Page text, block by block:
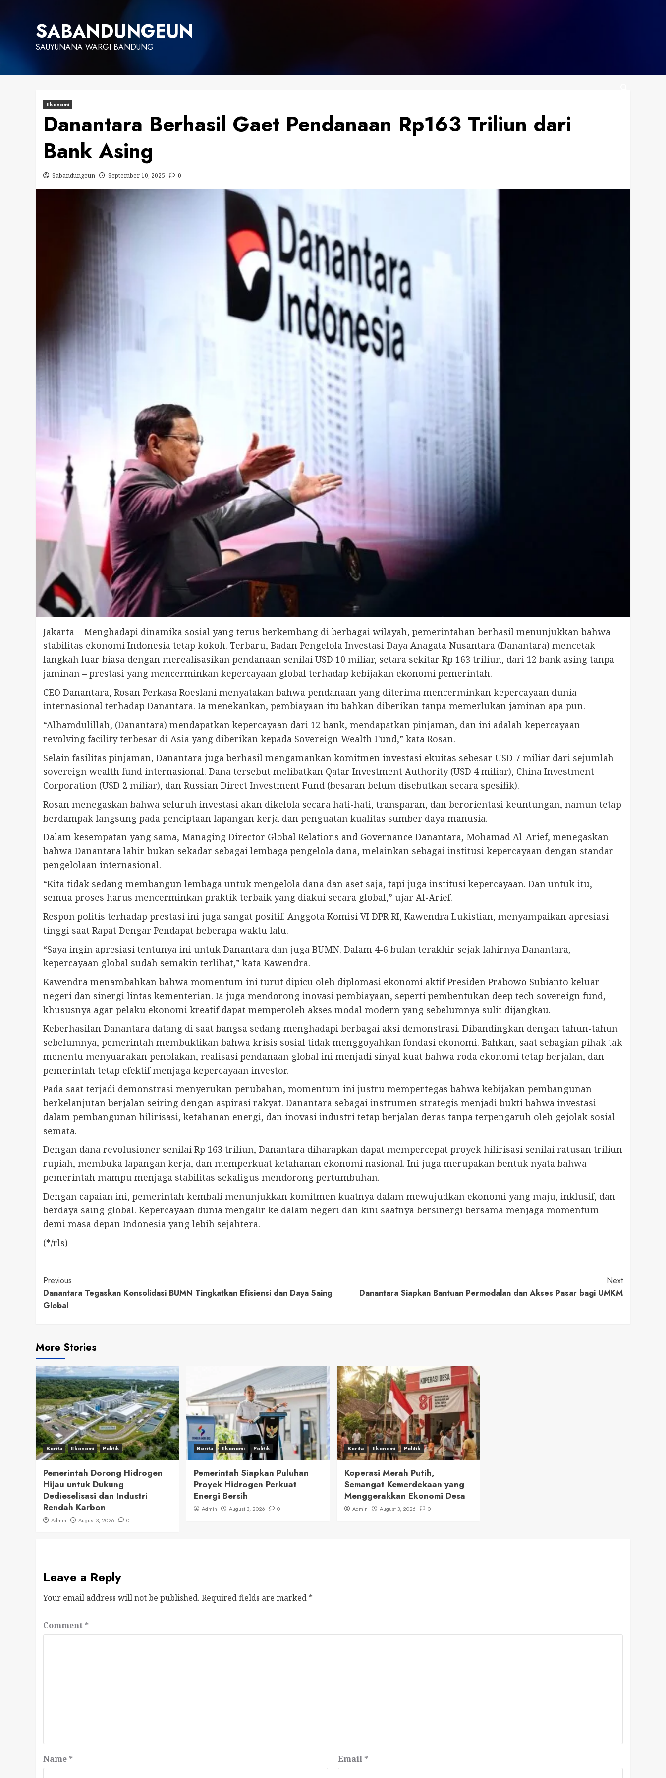
SABANDUNGEUN
SAUYUNANA WARGI BANDUNG
Ekonomi
Danantara Berhasil Gaet Pendanaan Rp163 Triliun dari
Bank Asing
Sabandungeun September 10, 2025 0
Jakarta – Menghadapi dinamika sosial yang terus berkembang di berbagai wilayah, pemerintahan berhasil menunjukkan bahwa
stabilitas ekonomi Indonesia tetap kokoh. Terbaru, Badan Pengelola Investasi Daya Anagata Nusantara (Danantara) mencetak
langkah luar biasa dengan merealisasikan pendanaan senilai USD 10 miliar, setara sekitar Rp 163 triliun, dari 12 bank asing tanpa
jaminan – prestasi yang mencerminkan kepercayaan global terhadap kebijakan ekonomi pemerintah.
CEO Danantara, Rosan Perkasa Roeslani menyatakan bahwa pendanaan yang diterima mencerminkan kepercayaan dunia
internasional terhadap Danantara. Ia menekankan, pembiayaan itu bahkan diberikan tanpa memerlukan jaminan apa pun.
“Alhamdulillah, (Danantara) mendapatkan kepercayaan dari 12 bank, mendapatkan pinjaman, dan ini adalah kepercayaan
revolving facility terbesar di Asia yang diberikan kepada Sovereign Wealth Fund,” kata Rosan.
Selain fasilitas pinjaman, Danantara juga berhasil mengamankan komitmen investasi ekuitas sebesar USD 7 miliar dari sejumlah
sovereign wealth fund internasional. Dana tersebut melibatkan Qatar Investment Authority (USD 4 miliar), China Investment
Corporation (USD 2 miliar), dan Russian Direct Investment Fund (besaran belum disebutkan secara spesifik).
Rosan menegaskan bahwa seluruh investasi akan dikelola secara hati-hati, transparan, dan berorientasi keuntungan, namun tetap
berdampak langsung pada penciptaan lapangan kerja dan penguatan kualitas sumber daya manusia.
Dalam kesempatan yang sama, Managing Director Global Relations and Governance Danantara, Mohamad Al-Arief, menegaskan
bahwa Danantara lahir bukan sekadar sebagai lembaga pengelola dana, melainkan sebagai institusi kepercayaan dengan standar
pengelolaan internasional.
“Kita tidak sedang membangun lembaga untuk mengelola dana dan aset saja, tapi juga institusi kepercayaan. Dan untuk itu,
semua proses harus mencerminkan praktik terbaik yang diakui secara global,” ujar Al-Arief.
Respon politis terhadap prestasi ini juga sangat positif. Anggota Komisi VI DPR RI, Kawendra Lukistian, menyampaikan apresiasi
tinggi saat Rapat Dengar Pendapat beberapa waktu lalu.
“Saya ingin apresiasi tentunya ini untuk Danantara dan juga BUMN. Dalam 4-6 bulan terakhir sejak lahirnya Danantara,
kepercayaan global sudah semakin terlihat,” kata Kawendra.
Kawendra menambahkan bahwa momentum ini turut dipicu oleh diplomasi ekonomi aktif Presiden Prabowo Subianto keluar
negeri dan sinergi lintas kementerian. Ia juga mendorong inovasi pembiayaan, seperti pembentukan deep tech sovereign fund,
khususnya agar pelaku ekonomi kreatif dapat memperoleh akses modal modern yang sebelumnya sulit dijangkau.
Keberhasilan Danantara datang di saat bangsa sedang menghadapi berbagai aksi demonstrasi. Dibandingkan dengan tahun-tahun
sebelumnya, pemerintah membuktikan bahwa krisis sosial tidak menggoyahkan fondasi ekonomi. Bahkan, saat sebagian pihak tak
menentu menyuarakan penolakan, realisasi pendanaan global ini menjadi sinyal kuat bahwa roda ekonomi tetap berjalan, dan
pemerintah tetap efektif menjaga kepercayaan investor.
Pada saat terjadi demonstrasi menyerukan perubahan, momentum ini justru mempertegas bahwa kebijakan pembangunan
berkelanjutan berjalan seiring dengan aspirasi rakyat. Danantara sebagai instrumen strategis menjadi bukti bahwa investasi
dalam pembangunan hilirisasi, ketahanan energi, dan inovasi industri tetap berjalan deras tanpa terpengaruh oleh gejolak sosial
semata.
Dengan dana revolusioner senilai Rp 163 triliun, Danantara diharapkan dapat mempercepat proyek hilirisasi senilai ratusan triliun
rupiah, membuka lapangan kerja, dan memperkuat ketahanan ekonomi nasional. Ini juga merupakan bentuk nyata bahwa
pemerintah mampu menjaga stabilitas sekaligus mendorong pertumbuhan.
Dengan capaian ini, pemerintah kembali menunjukkan komitmen kuatnya dalam mewujudkan ekonomi yang maju, inklusif, dan
berdaya saing global. Kepercayaan dunia mengalir ke dalam negeri dan kini saatnya bersinergi bersama menjaga momentum
demi masa depan Indonesia yang lebih sejahtera.
(*/rls)
Continue
Reading
Previous
Danantara Tegaskan Konsolidasi BUMN Tingkatkan Efisiensi dan Daya Saing
Global
Next
Danantara Siapkan Bantuan Permodalan dan Akses Pasar bagi UMKM
More Stories
Berita Ekonomi Politik
Pemerintah Dorong Hidrogen
Hijau untuk Dukung
Dedieselisasi dan Industri
Rendah Karbon
Admin August 3, 2026 0
Berita Ekonomi Politik
Pemerintah Siapkan Puluhan
Proyek Hidrogen Perkuat
Energi Bersih
Admin August 3, 2026 0
Berita Ekonomi Politik
Koperasi Merah Putih,
Semangat Kemerdekaan yang
Menggerakkan Ekonomi Desa
Admin August 3, 2026 0
Leave a Reply
Your email address will not be published. Required fields are marked *
Comment *
Name * Email *